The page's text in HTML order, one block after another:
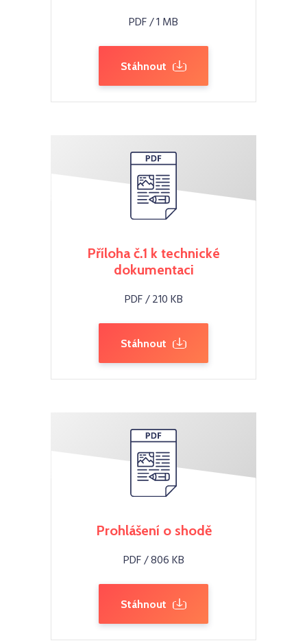
PDF / 1 MB
Stáhnout
Příloha č.1 k technické
dokumentaci
PDF / 210 KB
Stáhnout
Prohlášení o shodě
PDF / 806 KB
Stáhnout